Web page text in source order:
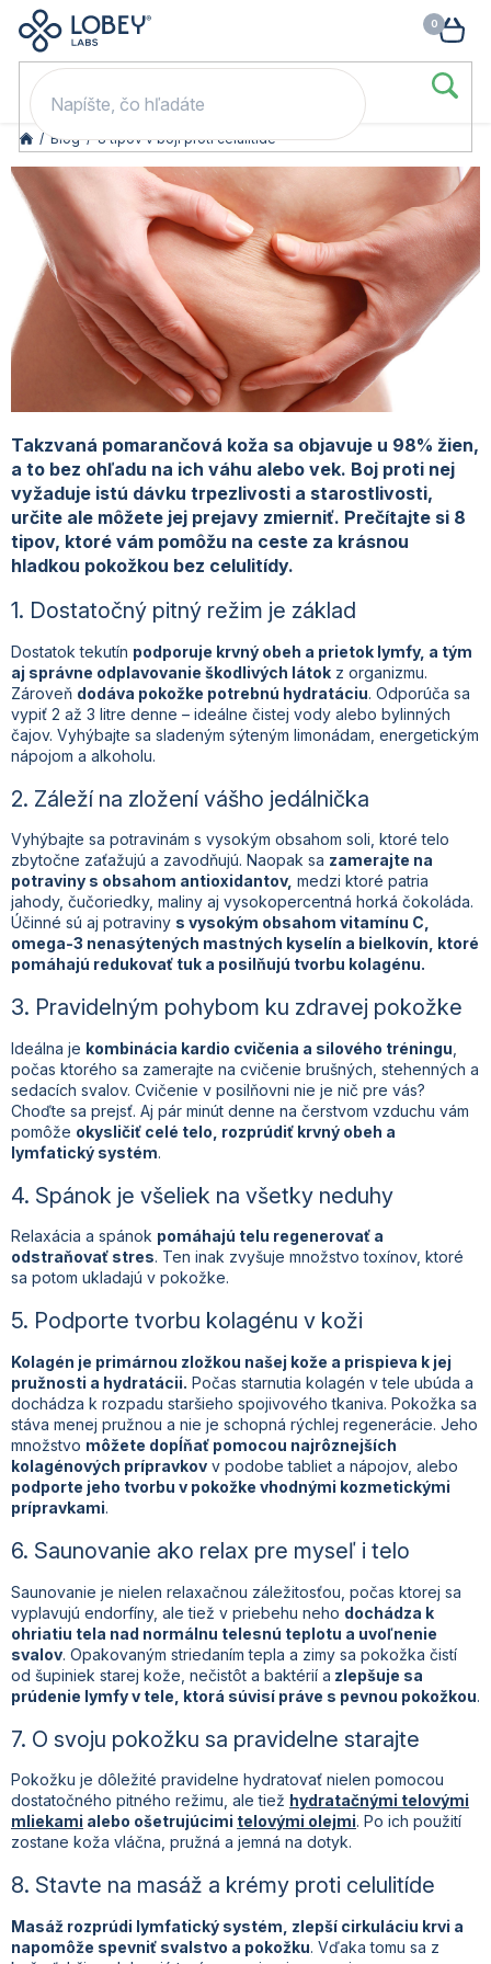
Prejsť
obsah
kódom LOB20 (nad 80 eur). 👉
/ Blog / 8 tipov v boji proti celulitíde
Takzvaná pomarančová koža sa objavuje u 98% žien,
a to bez ohľadu na ich váhu alebo vek. Boj proti nej
vyžaduje istú dávku trpezlivosti a starostlivosti,
určite ale môžete jej prejavy zmierniť. Prečítajte si 8
tipov, ktoré vám pomôžu na ceste za krásnou
hladkou pokožkou bez celulitídy.
1. Dostatočný pitný režim je základ
Dostatok tekutín podporuje krvný obeh a prietok lymfy, a tým
aj správne odplavovanie škodlivých látok z organizmu.
Zároveň dodáva pokožke potrebnú hydratáciu. Odporúča sa
vypiť 2 až 3 litre denne – ideálne čistej vody alebo bylinných
čajov. Vyhýbajte sa sladeným sýteným limonádam, energetickým
nápojom a alkoholu.
2. Záleží na zložení vášho jedálnička
Vyhýbajte sa potravinám s vysokým obsahom soli, ktoré telo
zbytočne zaťažujú a zavodňujú. Naopak sa zamerajte na
potraviny s obsahom antioxidantov, medzi ktoré patria
jahody, čučoriedky, maliny aj vysokopercentná horká čokoláda.
Účinné sú aj potraviny s vysokým obsahom vitamínu C,
omega-3 nenasýtených mastných kyselín a bielkovín, ktoré
pomáhajú redukovať tuk a posilňujú tvorbu kolagénu.
3. Pravidelným pohybom ku zdravej pokožke
Ideálna je kombinácia kardio cvičenia a silového tréningu
počas ktorého sa zamerajte na cvičenie brušných, stehenných a
sedacích svalov. Cvičenie v posilňovni nie je nič pre vás?
Choďte sa prejsť. Aj pár minút denne na čerstvom vzduchu vám
pomôže okysličiť celé telo, rozprúdiť krvný obeh a
lymfatický systém.
4. Spánok je všeliek na všetky neduhy
Relaxácia a spánok pomáhajú telu regenerovať a
odstraňovať stres. Ten inak zvyšuje množstvo toxínov, ktoré
sa potom ukladajú v pokožke.
5. Podporte tvorbu kolagénu v koži
Kolagén je primárnou zložkou našej kože a prispieva k jej
pružnosti a hydratácii. Počas starnutia kolagén v tele ubúda a
dochádza k rozpadu staršieho spojivového tkaniva. Pokožka sa
stáva menej pružnou a nie je schopná rýchlej regenerácie. Jeho
množstvo môžete dopĺňať pomocou najrôznejších
kolagénových prípravkov v podobe tabliet a nápojov, alebo
podporte jeho tvorbu v pokožke vhodnými kozmetickými
prípravkami.
6. Saunovanie ako relax pre myseľ i telo
Saunovanie je nielen relaxačnou záležitosťou, počas ktorej sa
vyplavujú endorfíny, ale tiež v priebehu neho dochádza k
ohriatiu tela nad normálnu telesnú teplotu a uvoľnenie
svalov. Opakovaným striedaním tepla a zimy sa pokožka čistí
od šupiniek starej kože, nečistôt a baktérií a zlepšuje sa
prúdenie lymfy v tele, ktorá súvisí práve s pevnou pokožkou.
7. O svoju pokožku sa pravidelne starajte
Pokožku je dôležité pravidelne hydratovať nielen pomocou
dostatočného pitného režimu, ale tiež hydratačnými telovými
mliekami alebo ošetrujúcimi telovými olejmi. Po ich použití
zostane koža vláčna, pružná a jemná na dotyk.
8. Stavte na masáž a krémy proti celulitíde
Masáž rozprúdi lymfatický systém, zlepší cirkuláciu krvi a
napomôže spevniť svalstvo a pokožku. Vďaka tomu sa z